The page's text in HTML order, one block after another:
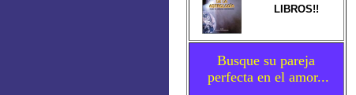
LIBROS!!
Busque su pareja
perfecta en el amor...